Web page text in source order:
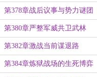
第378章战后议事与势力谜团
第380章严整军威共卫武林
第382章激战当前谋退路
第384章炼狱战场的生死博弈